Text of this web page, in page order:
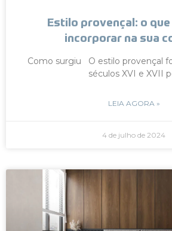
Estilo provençal: o que
incorporar na sua
Como surgiu O estilo provençal
séculos XVI e XVII
LEIA AGORA »
4 de julho de 2024